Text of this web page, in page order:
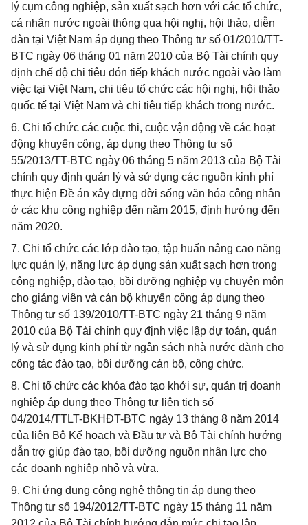
lý cụm công nghiệp, sản xuất sạch hơn với các tổ chức,
cá nhân nước ngoài thông qua hội nghị, hội thảo, diễn
đàn tại Việt Nam áp dụng theo Thông tư số 01/2010/TT-
BTC ngày 06 tháng 01 năm 2010 của Bộ Tài chính quy
định chế độ chi tiêu đón tiếp khách nước ngoài vào làm
việc tại Việt Nam, chi tiêu tổ chức các hội nghị, hội thảo
quốc tế tại Việt Nam và chi tiêu tiếp khách trong nước.
6. Chi tổ chức các cuộc thi, cuộc vận động về các hoạt
động khuyến công, áp dụng theo Thông tư số
55/2013/TT-BTC ngày 06 tháng 5 năm 2013 của Bộ Tài
chính quy định quản lý và sử dụng các nguồn kinh phí
thực hiện Đề án xây dựng đời sống văn hóa công nhân
ở các khu công nghiệp đến năm 2015, định hướng đến
năm 2020.
7. Chi tổ chức các lớp đào tạo, tập huấn nâng cao năng
lực quản lý, năng lực áp dụng sản xuất sạch hơn trong
công nghiệp, đào tạo, bồi dưỡng nghiệp vụ chuyên môn
cho giảng viên và cán bộ khuyến công áp dụng theo
Thông tư số 139/2010/TT-BTC ngày 21 tháng 9 năm
2010 của Bộ Tài chính quy định việc lập dự toán, quản
lý và sử dụng kinh phí từ ngân sách nhà nước dành cho
công tác đào tạo, bồi dưỡng cán bộ, công chức.
8. Chi tổ chức các khóa đào tạo khởi sự, quản trị doanh
nghiệp áp dụng theo Thông tư liên tịch số
04/2014/TTLT-BKHĐT-BTC ngày 13 tháng 8 năm 2014
của liên Bộ Kế hoạch và Đầu tư và Bộ Tài chính hướng
dẫn trợ giúp đào tạo, bồi dưỡng nguồn nhân lực cho
các doanh nghiệp nhỏ và vừa.
9. Chi ứng dụng công nghệ thông tin áp dụng theo
Thông tư số 194/2012/TT-BTC ngày 15 tháng 11 năm